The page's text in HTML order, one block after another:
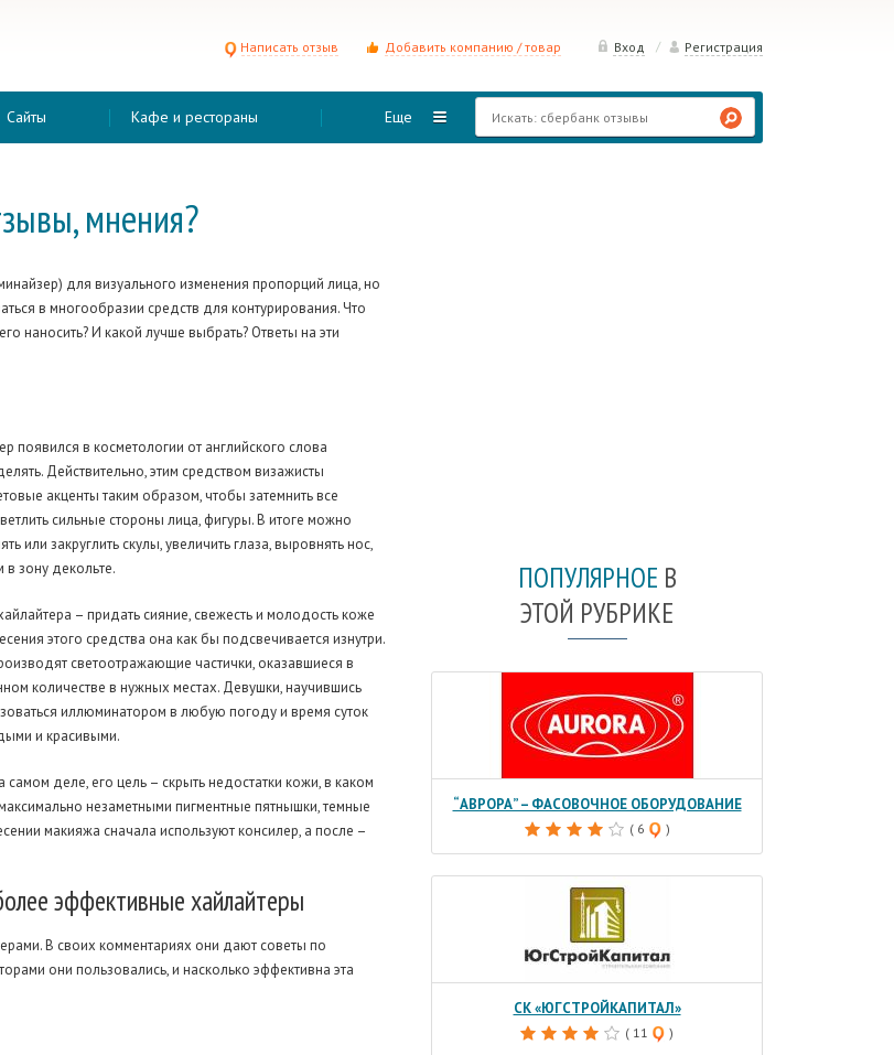
Добавить компанию / товар Вход / Регистрация
Написать отзыв
Сайты Кафе и рестораны Еще
мнения?
для визуального изменения пропорций лица, но
в многообразии средств для контурирования. Что
наносить? И какой лучше выбрать? Ответы на эти
появился в косметологии от английского слова
Действительно, этим средством визажисты
акценты таким образом, чтобы затемнить все
сильные стороны лица, фигуры. В итоге можно
или закруглить скулы, увеличить глаза, выровнять нос,
зону декольте.
– придать сияние, свежесть и молодость коже
этого средства она как бы подсвечивается изнутри.
светоотражающие частички, оказавшиеся в
количестве в нужных местах. Девушки, научившись
иллюминатором в любую погоду и время суток
и красивыми.
деле, его цель – скрыть недостатки кожи, в каком
незаметными пигментные пятнышки, темные
макияжа сначала используют консилер, а после –
эффективные хайлайтеры
В своих комментариях они дают советы по
они пользовались, и насколько эффективна эта
ПОПУЛЯРНОЕ В
ЭТОЙ РУБРИКЕ
“АВРОРА” – ФАСОВОЧНОЕ ОБОРУДОВАНИЕ
( 6 )
СК «ЮГСТРОЙКАПИТАЛ»
( 11 )